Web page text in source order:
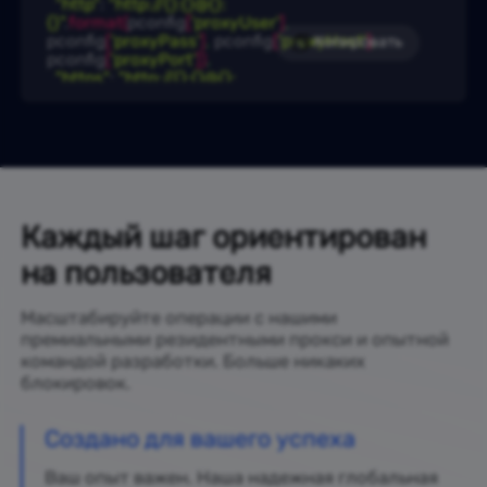
format( pconfig 'proxyUser'
pconfig 'proxyPass' pconfig[ 'proxyHost'],
pconfig
'proxyPort'
"https"
"http://{}:{}@{}:
result = requests.get(url = url, proxies = proxies)
Копировать
Каждый шаг ориентирован
на пользователя
Масштабируйте операции с нашими
премиальными резидентными прокси и опытной
командой разработки. Больше никаких
блокировок.
Создано для вашего успеха
Ваш опыт важен. Наша надежная глобальная